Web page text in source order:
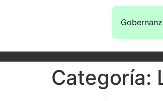
Categoría: